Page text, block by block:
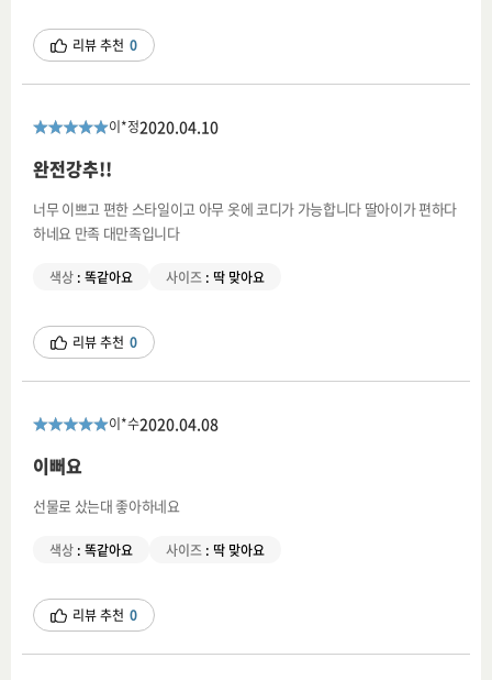
리뷰 추천 0
이*정2020.04.10
완전강추!!
너무 이쁘고 편한 스타일이고 아무 옷에 코디가 가능합니다 딸아이가 편하다
하네요 만족 대만족입니다
색상 : 똑같아요 사이즈 : 딱 맞아요
리뷰 추천 0
이*수2020.04.08
이뻐요
선물로 샀는대 좋아하네요
색상 : 똑같아요 사이즈 : 딱 맞아요
리뷰 추천 0